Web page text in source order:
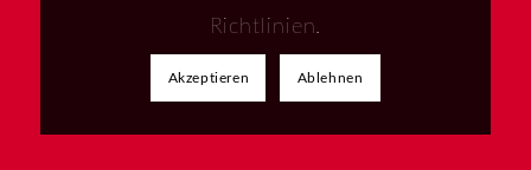
Richtlinien.
Akzeptieren Ablehnen